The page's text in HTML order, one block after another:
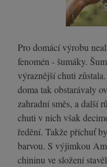
Pro domácí výrobu
fenomén - šumáky.
výraznější chuti
doma tak obstarávaly
zahradní směs, a další
chuti v nich však
ředění. Takže příchuť
barvou. S výjimkou
chininu ve složení